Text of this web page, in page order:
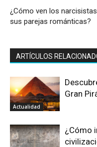
¿Cómo ven los
sus parejas románticas?
ARTÍCULOS
Actualidad
Gran
¿Cómo